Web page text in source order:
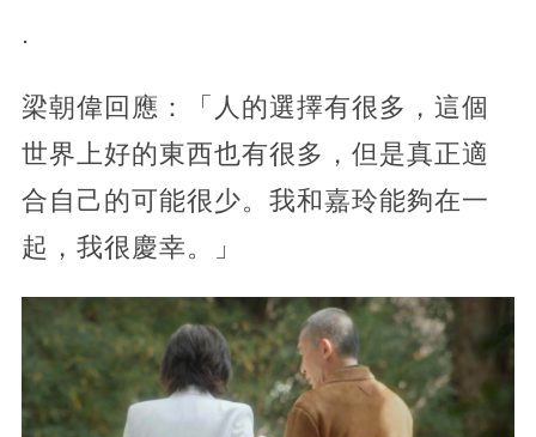
.
梁朝偉回應：「人的選擇有很多，這個
世界上好的東西也有很多，但是真正適
合自己的可能很少。我和嘉玲能夠在一
起，我很慶幸。」